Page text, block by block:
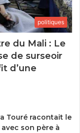
politiques
du Mali : Le
de surseoir
d’une
Touré racontait le
avec son père à